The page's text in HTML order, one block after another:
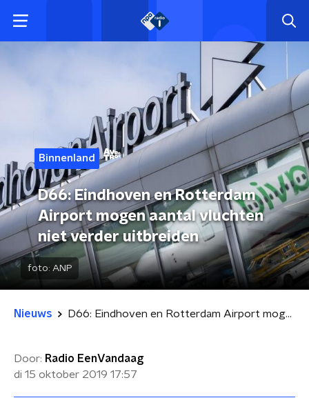
Binnenland
D66: Eindhoven en Rotterdam
Airport mogen aantal vluchten
niet verder uitbreiden
foto: ANP
Nieuws D66: Eindhoven en Rotterdam Airport mogen aantal vluchten niet verder uitbreiden
Door: Radio EenVandaag
di 15 oktober 2019 17:57